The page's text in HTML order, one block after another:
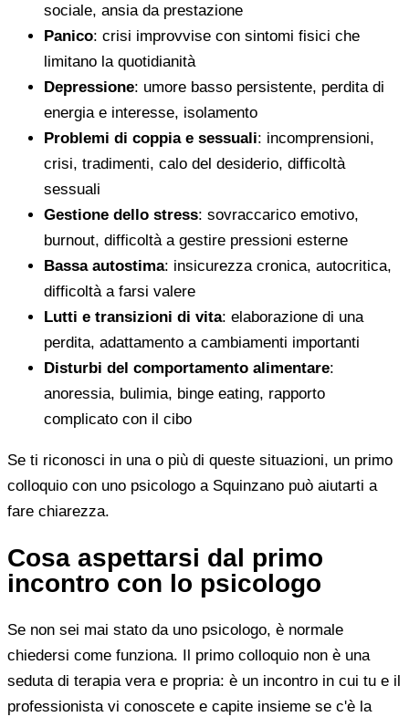
sociale, ansia da prestazione
Panico: crisi improvvise con sintomi fisici che
limitano la quotidianità
Depressione: umore basso persistente, perdita di
energia e interesse, isolamento
Problemi di coppia e sessuali: incomprensioni,
crisi, tradimenti, calo del desiderio, difficoltà
sessuali
Gestione dello stress: sovraccarico emotivo,
burnout, difficoltà a gestire pressioni esterne
Bassa autostima: insicurezza cronica, autocritica,
difficoltà a farsi valere
Lutti e transizioni di vita: elaborazione di una
perdita, adattamento a cambiamenti importanti
Disturbi del comportamento alimentare:
anoressia, bulimia, binge eating, rapporto
complicato con il cibo
Se ti riconosci in una o più di queste situazioni, un primo
colloquio con uno psicologo a Squinzano può aiutarti a
fare chiarezza.
Cosa aspettarsi dal primo
incontro con lo psicologo
Se non sei mai stato da uno psicologo, è normale
chiedersi come funziona. Il primo colloquio non è una
seduta di terapia vera e propria: è un incontro in cui tu e il
professionista vi conoscete e capite insieme se c'è la